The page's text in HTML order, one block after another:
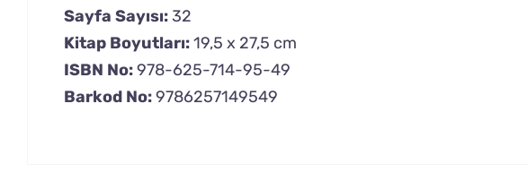
Sayfa Sayısı:32
Kitap Boyutları:19,5 x 27,5 cm
ISBN No:978-625-714-95-49
Barkod No:9786257149549